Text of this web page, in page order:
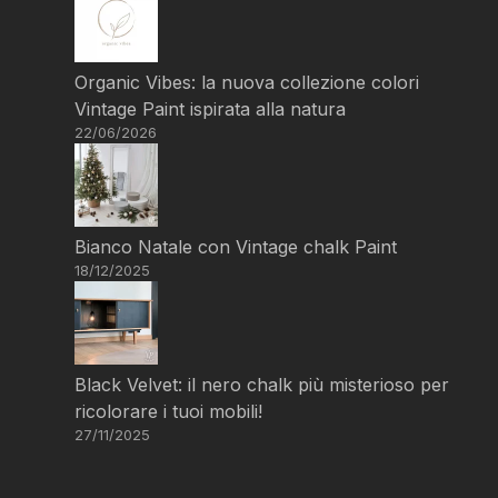
Organic Vibes: la nuova collezione colori
Vintage Paint ispirata alla natura
22/06/2026
Bianco Natale con Vintage chalk Paint
18/12/2025
Black Velvet: il nero chalk più misterioso per
ricolorare i tuoi mobili!
27/11/2025